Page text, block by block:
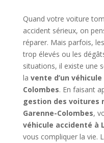
Quand votre voiture
accident sérieux, on
réparer. Mais parfois,
trop élevés ou les
situations, il existe une
la vente d’un
Colombes. En faisant
gestion des voitures
Garenne-Colombes,
véhicule accidenté à
vous compliquer la vie.